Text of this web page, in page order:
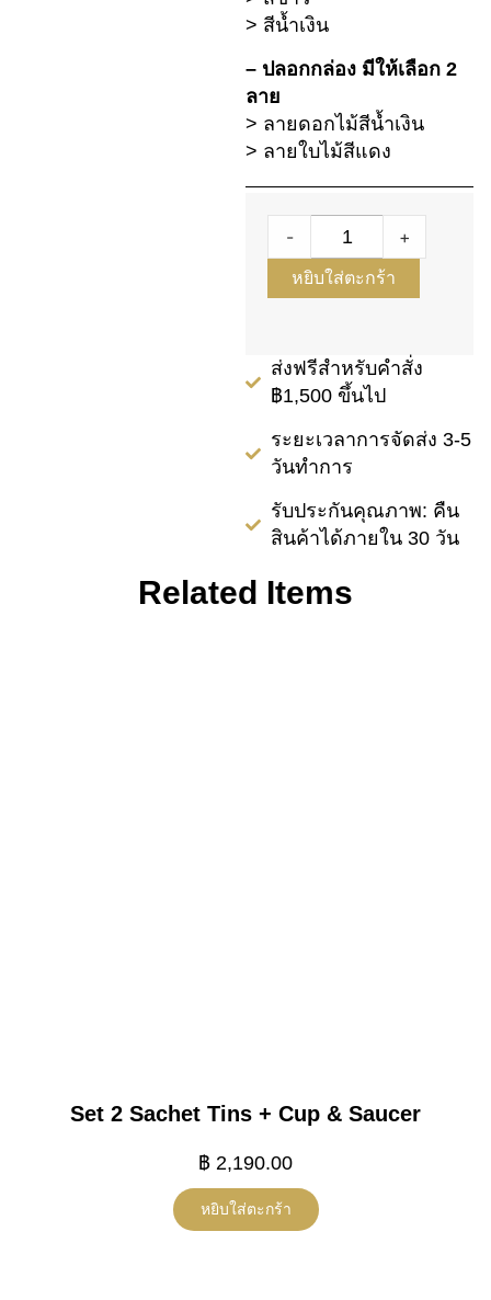
> สีน้ำเงิน
– ปลอกกล่อง มีให้เลือก 2
ลาย
> ลายดอกไม้สีน้ำเงิน
> ลายใบไม้สีแดง
- +
หยิบใส่ตะกร้า
ส่งฟรีสำหรับคำสั่ง
฿1,500 ขึ้นไป
ระยะเวลาการจัดส่ง 3-5
วันทำการ
รับประกันคุณภาพ: คืน
สินค้าได้ภายใน 30 วัน
Related Items
Set 2 Sachet Tins + Cup & Saucer
฿ 2,190.00
หยิบใส่ตะกร้า